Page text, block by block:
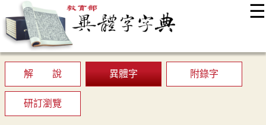
☰
最新消息
顯示模式
網站導覽
解 說
異體字 附錄字
研訂瀏覽